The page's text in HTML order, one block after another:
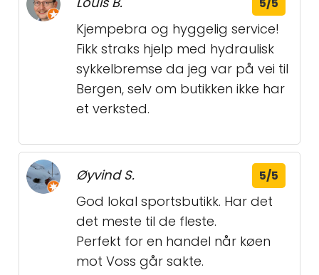
Kjempebra og hyggelig service!
Fikk straks hjelp med hydraulisk
sykkelbremse da jeg var på vei til
Bergen, selv om butikken ikke har
et verksted.
Øyvind S. 5/5
God lokal sportsbutikk. Har det
det meste til de fleste.
Perfekt for en handel når køen
mot Voss går sakte.